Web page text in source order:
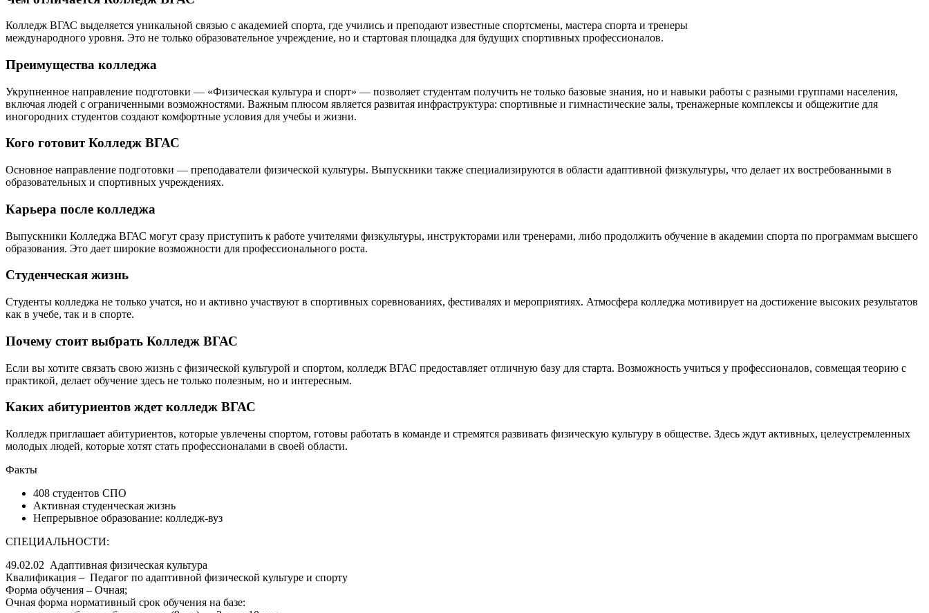
Колледж ВГАС выделяется уникальной связью с академией спорта, где учились и преподают известные спортсмены, мастера спорта и тренеры
международного уровня. Это не только образовательное учреждение, но и стартовая площадка для будущих спортивных профессионалов.
Преимущества колледжа
Укрупненное направление подготовки — «Физическая культура и спорт» — позволяет студентам получить не только базовые знания, но и навыки работы с разными группами населения,
включая людей с ограниченными возможностями. Важным плюсом является развитая инфраструктура: спортивные и гимнастические залы, тренажерные комплексы и общежитие для
иногородних студентов создают комфортные условия для учебы и жизни.
Кого готовит Колледж ВГАС
Основное направление подготовки — преподаватели физической культуры. Выпускники также специализируются в области адаптивной физкультуры, что делает их востребованными в
образовательных и спортивных учреждениях.
Карьера после колледжа
Выпускники Колледжа ВГАС могут сразу приступить к работе учителями физкультуры, инструкторами или тренерами, либо продолжить обучение в академии спорта по программам высшего
образования. Это дает широкие возможности для профессионального роста.
Студенческая жизнь
Студенты колледжа не только учатся, но и активно участвуют в спортивных соревнованиях, фестивалях и мероприятиях. Атмосфера колледжа мотивирует на достижение высоких результатов
как в учебе, так и в спорте.
Почему стоит выбрать Колледж ВГАС
Если вы хотите связать свою жизнь с физической культурой и спортом, колледж ВГАС предоставляет отличную базу для старта. Возможность учиться у профессионалов, совмещая теорию с
практикой, делает обучение здесь не только полезным, но и интересным.
Каких абитуриентов ждет колледж ВГАС
Колледж приглашает абитуриентов, которые увлечены спортом, готовы работать в команде и стремятся развивать физическую культуру в обществе. Здесь ждут активных, целеустремленных
молодых людей, которые хотят стать профессионалами в своей области.
Факты
408 студентов СПО
Активная студенческая жизнь
Непрерывное образование: колледж-вуз
СПЕЦИАЛЬНОСТИ:
49.02.02 Адаптивная физическая культура
Квалификация – Педагог по адаптивной физической культуре и спорту
Форма обучения – Очная;
Очная форма нормативный срок обучения на базе: